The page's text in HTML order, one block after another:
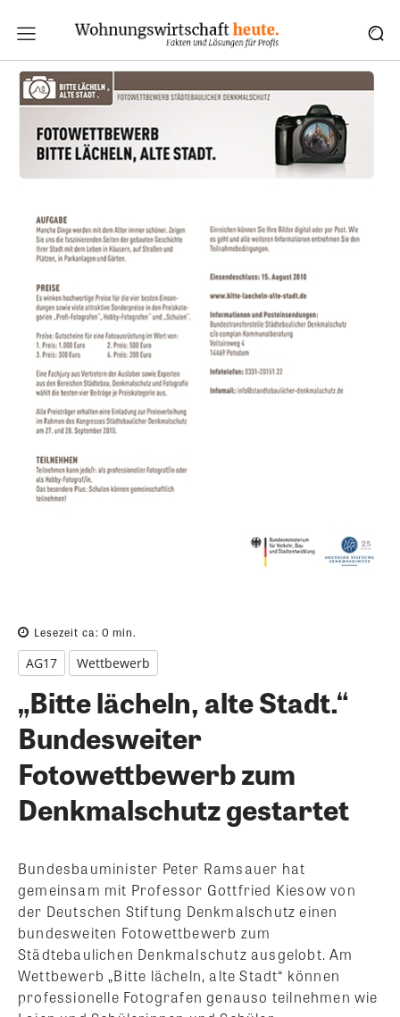
Lesezeit ca: 0 min.
AG17 Wettbewerb
„Bitte lächeln, alte Stadt.“
Bundesweiter
Fotowettbewerb zum
Denkmalschutz gestartet
Bundesbauminister Peter Ramsauer hat
gemeinsam mit Professor Gottfried Kiesow von
der Deutschen Stiftung Denkmalschutz einen
bundesweiten Fotowettbewerb zum
Städtebaulichen Denkmalschutz ausgelobt.Am
Wettbewerb „Bitte lächeln, alte Stadt“ können
professionelle Fotografen genauso teilnehmen wie